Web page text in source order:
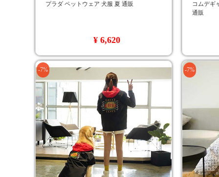
プラダ ペットウェア 犬服 夏 通販
¥ 6,620
コムデギ
通販
-7% -7%